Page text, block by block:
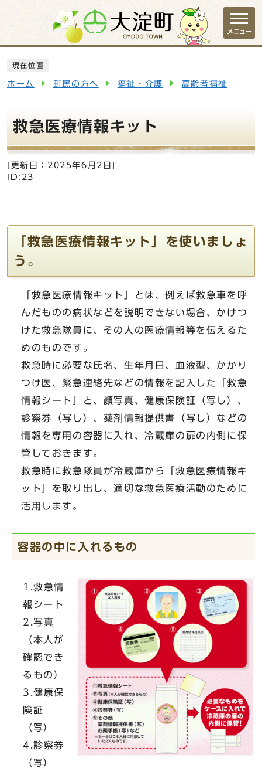
ページの先頭です
メニュー
現在位置
ホーム 町民の方へ 福祉・介護 高齢者福祉
救急医療情報キット
[更新日： 2025年6月2日
ID:23
「救急医療情報キット」を使いましょ
う。
「救急医療情報キット」とは、例えば救急車を呼
んだものの病状などを説明できない場合、かけつ
けた救急隊員に、その人の医療情報等を伝えるた
めのものです。
救急時に必要な氏名、生年月日、血液型、かかり
つけ医、緊急連絡先などの情報を記入した「救急
情報シート」と、顔写真、健康保険証（写し）、
診察券（写し）、薬剤情報提供書（写し）などの
情報を専用の容器に入れ、冷蔵庫の扉の内側に保
管しておきます。
救急時に救急隊員が冷蔵庫から「救急医療情報キ
ット」を取り出し、適切な救急医療活動のために
活用します。
容器の中に入れるもの
1.救急情
報シート
2.写真
（本人が
確認でき
るもの）
3.健康保
険証
（写）
4.診察券
（写）